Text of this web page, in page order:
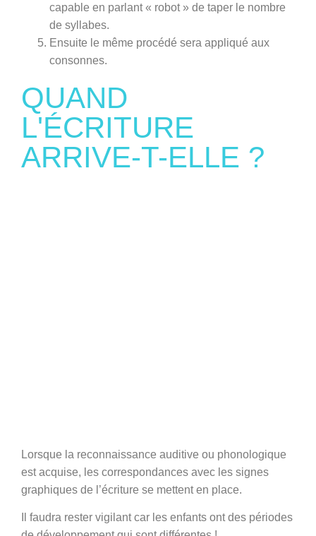
capable en parlant « robot » de taper le nombre
de syllabes.
Ensuite le même procédé sera appliqué aux
consonnes.
QUAND
L'ÉCRITURE
ARRIVE-T-ELLE ?​
Lorsque la reconnaissance auditive ou phonologique
est acquise, les correspondances avec les signes
graphiques de l’écriture se mettent en place.
Il faudra rester vigilantcar les enfants ont des périodes